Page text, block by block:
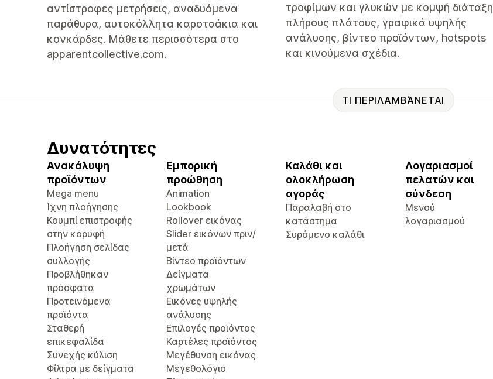
αντίστροφες μετρήσεις, αναδυόμενα
παράθυρα, αυτοκόλλητα καροτσάκια και
κονκάρδες. Μάθετε περισσότερα στο
apparentcollective.com.
τροφίμων και γλυκών με κομψή διάταξη
πλήρους πλάτους, γραφικά υψηλής
ανάλυσης, βίντεο προϊόντων, hotspots
και κινούμενα σχέδια.
ΤΙ ΠΕΡΙΛΑΜΒΆΝΕΤΑΙ
Δυνατότητες
Ανακάλυψη
προϊόντων
Mega menu
Ίχνη πλοήγησης
Κουμπί επιστροφής
στην κορυφή
Πλοήγηση σελίδας
συλλογής
Προβλήθηκαν
πρόσφατα
Προτεινόμενα
προϊόντα
Σταθερή
επικεφαλίδα
Συνεχής κύλιση
Φίλτρα με δείγματα
Εμπορική
προώθηση
Animation
Lookbook
Rollover εικόνας
Slider εικόνων πριν/
μετά
Βίντεο προϊόντων
Δείγματα
χρωμάτων
Εικόνες υψηλής
ανάλυσης
Επιλογές προϊόντος
Καρτέλες προϊόντος
Μεγέθυνση εικόνας
Μεγεθολόγιο
Καλάθι και
ολοκλήρωση
αγοράς
Παραλαβή στο
κατάστημα
Συρόμενο καλάθι
Λογαριασμοί
πελατών και
σύνδεση
Μενού
λογαριασμού